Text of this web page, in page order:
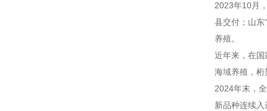
2023年10月
县交付；山东
养殖。
近年来，在
海域养殖，
2024年末，
新品种连续入